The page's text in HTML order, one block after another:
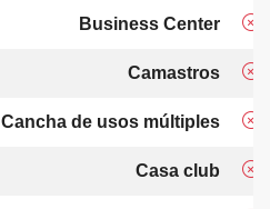
Business Center
Camastros
Cancha de usos múltiples
Casa club